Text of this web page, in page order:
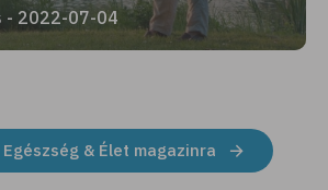
- 2022-07-04
& Élet magazinra